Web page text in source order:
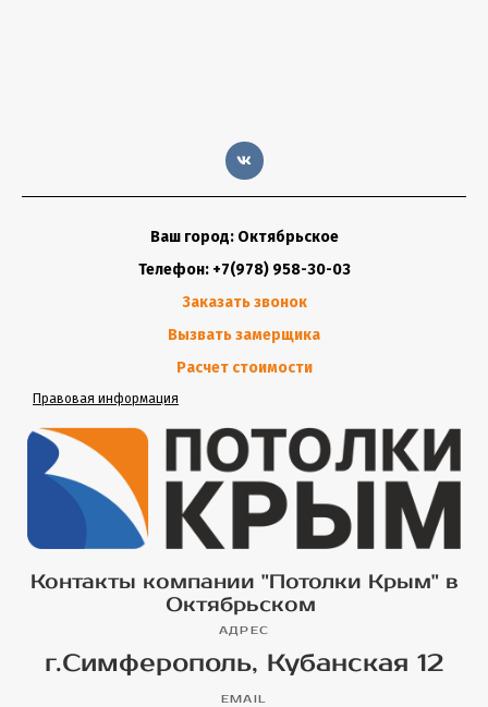
Ваш город: Октябрьское
Телефон: +7(978) 958-30-03
Заказать звонок
Вызвать замерщика
Расчет стоимости
Правовая информация
Контакты компании "Потолки Крым" в
Октябрьском
АДРЕС
г.Симферополь, Кубанская 12
EMAIL